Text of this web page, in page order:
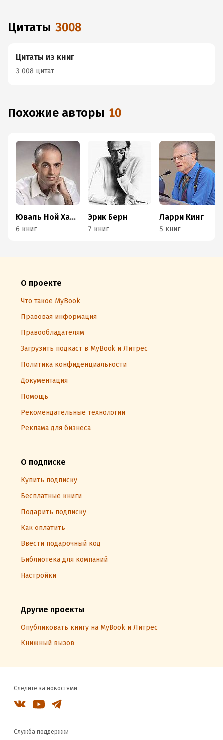
Цитаты 3008
Цитаты из книг
3 008 цитат
Похожие авторы 10
Юваль Ной Харари
6 книг
Эрик Берн
7 книг
Ларри Кинг
5 книг
О проекте
Что такое MyBook
Правовая информация
Правообладателям
Загрузить подкаст в MyBook и Литрес
Политика конфиденциальности
Документация
Помощь
Рекомендательные технологии
Реклама для бизнеса
О подписке
Купить подписку
Бесплатные книги
Подарить подписку
Как оплатить
Ввести подарочный код
Библиотека для компаний
Настройки
Другие проекты
Опубликовать книгу на MyBook и Литрес
Книжный вызов
Следите за новостями
Служба поддержки